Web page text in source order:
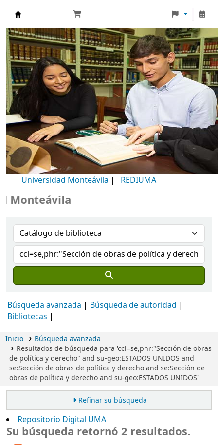
Biblioteca Universidad Monteávila
Universidad Monteávila | REDIUMA
Búsqueda avanzada
Búsqueda de autoridad
Bibliotecas
Inicio
Búsqueda avanzada
Resultados de búsqueda para 'ccl=se,phr:"Sección de obras
de política y derecho" and su-geo:ESTADOS UNIDOS and
se:Sección de obras de política y derecho and se:Sección de
obras de política y derecho and su-geo:ESTADOS UNIDOS'
Refinar su búsqueda
Repositorio Digital UMA
Su búsqueda retornó 2 resultados.